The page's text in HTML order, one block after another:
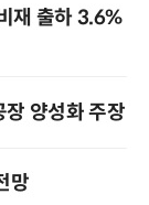
재 출하 3.6%
양성화 주장
망